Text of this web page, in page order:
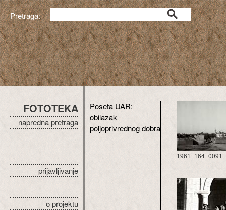
Pretraga:
FOTOTEKA
napredna pretraga
prijavljivanje
o projektu
Poseta UAR:
obilazak
poljoprivrednog dobra
1961_164_0091